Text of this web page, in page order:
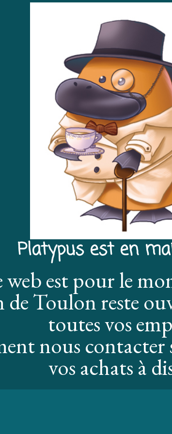
Platypus est en
web est pour le
de Toulon reste
toutes vos
nous
vos achats à